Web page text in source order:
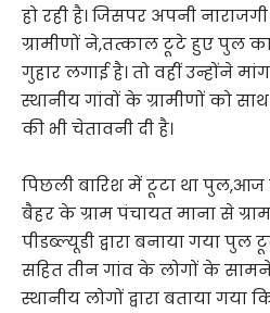
हो रही है। जिसपर अपनी
ग्रामीणों ने,तत्काल टूटे हुए पुल
गुहार लगाई है। तो वहीं उन्होंने
स्थानीय गांवों के ग्रामीणों को
की भी चेतावनी दी है।
पिछली बारिश में टूटा था
बैहर के ग्राम पंचायत माना से
पीडब्ल्यूडी द्वारा बनाया गया
सहित तीन गांव के लोगों के सामने
स्थानीय लोगों द्वारा बताया गया